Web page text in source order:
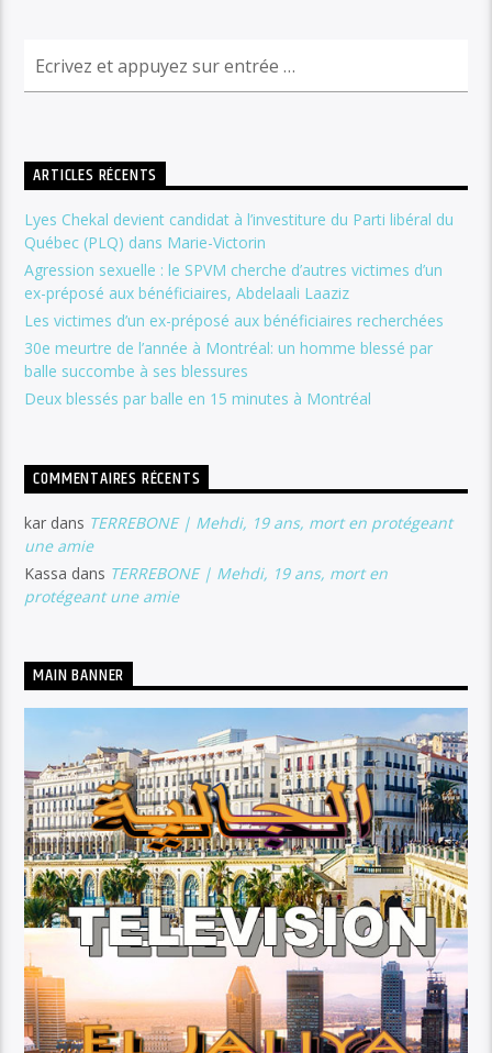
ARTICLES RÉCENTS
Lyes Chekal devient candidat à l’investiture du Parti libéral du
Québec (PLQ) dans Marie-Victorin
Agression sexuelle : le SPVM cherche d’autres victimes d’un
ex-préposé aux bénéficiaires, Abdelaali Laaziz
Les victimes d’un ex-préposé aux bénéficiaires recherchées
30e meurtre de l’année à Montréal: un homme blessé par
balle succombe à ses blessures
Deux blessés par balle en 15 minutes à Montréal
COMMENTAIRES RÉCENTS
kar dans TERREBONE | Mehdi, 19 ans, mort en protégeant
une amie
Kassa dans TERREBONE | Mehdi, 19 ans, mort en
protégeant une amie
MAIN BANNER